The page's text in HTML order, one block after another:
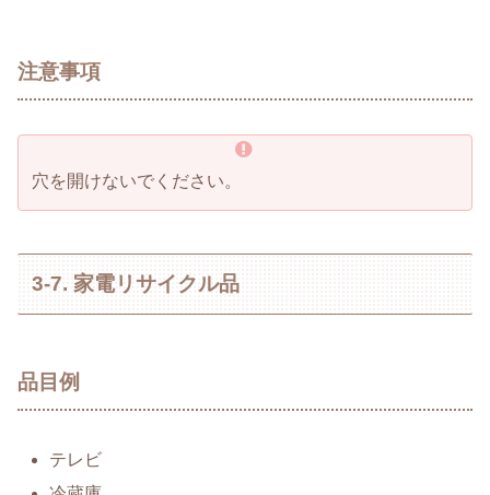
注意事項
穴を開けないでください。
3-7. 家電リサイクル品
品目例
テレビ